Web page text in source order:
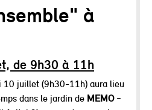
à
de 9h30 à 11h
10 juillet (9h30-11h) aura lieu
dans le jardin de MEMO -